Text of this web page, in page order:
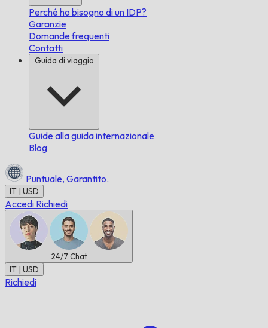
Perché ho bisogno di un IDP?
Garanzie
Domande frequenti
Contatti
Guida di viaggio
Guide alla guida internazionale
Blog
Puntuale, Garantito.
IT | USD
Accedi Richiedi
24/7 Chat
IT | USD
Richiedi